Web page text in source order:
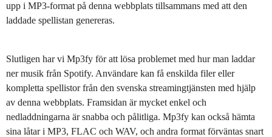
upp i MP3-format på denna webbplats tillsammans med att den
laddade spellistan genereras.
Slutligen har vi Mp3fy för att lösa problemet med hur man laddar
ner musik från Spotify. Användare kan få enskilda filer eller
kompletta spellistor från den svenska streamingtjänsten med hjälp
av denna webbplats. Framsidan är mycket enkel och
nedladdningarna är snabba och pålitliga. Mp3fy kan också hämta
sina låtar i MP3, FLAC och WAV, och andra format förväntas snart